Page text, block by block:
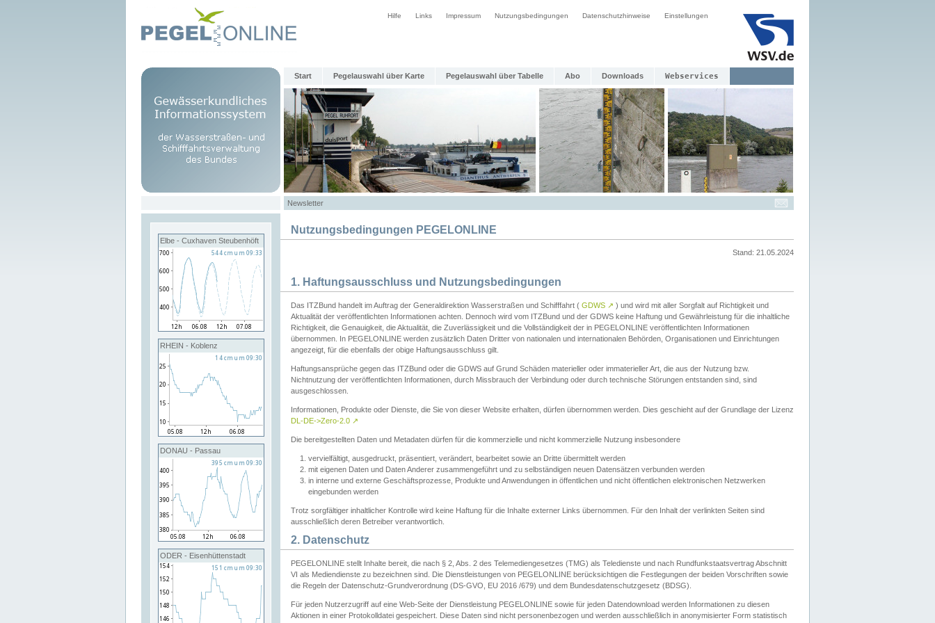
Hilfe Links Impressum Nutzungsbedingungen Datenschutzhinweise Einstellungen
Start Pegelauswahl über Karte Pegelauswahl über Tabelle Abo Downloads Webservices
Newsletter
Elbe - Cuxhaven Steubenhöft
RHEIN - Koblenz
DONAU - Passau
ODER - Eisenhüttenstadt
Nutzungsbedingungen PEGELONLINE
Stand: 21.05.2024
1. Haftungsausschluss und Nutzungsbedingungen
Das ITZBund handelt im Auftrag der Generaldirektion Wasserstraßen und Schifffahrt ( GDWS ↗ ) und wird mit aller Sorgfalt auf Richtigkeit und
Aktualität der veröffentlichten Informationen achten. Dennoch wird vom ITZBund und der GDWS keine Haftung und Gewährleistung für die inhaltliche
Richtigkeit, die Genauigkeit, die Aktualität, die Zuverlässigkeit und die Vollständigkeit der in PEGELONLINE veröffentlichten Informationen
übernommen. In PEGELONLINE werden zusätzlich Daten Dritter von nationalen und internationalen Behörden, Organisationen und Einrichtungen
angezeigt, für die ebenfalls der obige Haftungsausschluss gilt.
Haftungsansprüche gegen das ITZBund oder die GDWS auf Grund Schäden materieller oder immaterieller Art, die aus der Nutzung bzw.
Nichtnutzung der veröffentlichten Informationen, durch Missbrauch der Verbindung oder durch technische Störungen entstanden sind, sind
ausgeschlossen.
Informationen, Produkte oder Dienste, die Sie von dieser Website erhalten, dürfen übernommen werden. Dies geschieht auf der Grundlage der Lizenz
DL-DE->Zero-2.0 ↗
Die bereitgestellten Daten und Metadaten dürfen für die kommerzielle und nicht kommerzielle Nutzung insbesondere
vervielfältigt, ausgedruckt, präsentiert, verändert, bearbeitet sowie an Dritte übermittelt werden
mit eigenen Daten und Daten Anderer zusammengeführt und zu selbständigen neuen Datensätzen verbunden werden
in interne und externe Geschäftsprozesse, Produkte und Anwendungen in öffentlichen und nicht öffentlichen elektronischen Netzwerken
eingebunden werden
Trotz sorgfältiger inhaltlicher Kontrolle wird keine Haftung für die Inhalte externer Links übernommen. Für den Inhalt der verlinkten Seiten sind
ausschließlich deren Betreiber verantwortlich.
2. Datenschutz
PEGELONLINE stellt Inhalte bereit, die nach § 2, Abs. 2 des Telemediengesetzes (TMG) als Teledienste und nach Rundfunkstaatsvertrag Abschnitt
VI als Mediendienste zu bezeichnen sind. Die Dienstleistungen von PEGELONLINE berücksichtigen die Festlegungen der beiden Vorschriften sowie
die Regeln der Datenschutz-Grundverordnung (DS-GVO, EU 2016 /679) und dem Bundesdatenschutzgesetz (BDSG).
Für jeden Nutzerzugriff auf eine Web-Seite der Dienstleistung PEGELONLINE sowie für jeden Datendownload werden Informationen zu diesen
Aktionen in einer Protokolldatei gespeichert. Diese Daten sind nicht personenbezogen und werden ausschließlich in anonymisierter Form statistisch